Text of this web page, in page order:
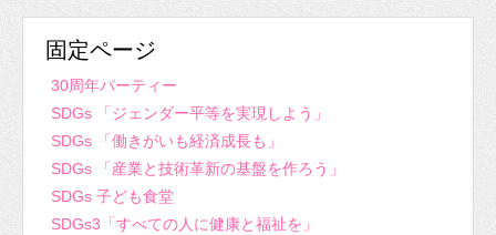
固定ページ
30周年パーティー
SDGs 「ジェンダー平等を実現しよう」
SDGs 「働きがいも経済成長も」
SDGs 「産業と技術革新の基盤を作ろう」
SDGs 子ども食堂
SDGs3「すべての人に健康と福祉を」